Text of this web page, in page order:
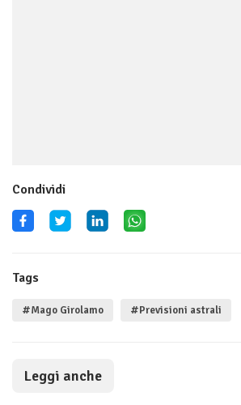
Condividi
Tags
#Mago Girolamo #Previsioni astrali
Leggi anche